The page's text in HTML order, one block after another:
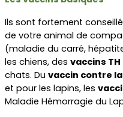
Ils sont fortement
de votre animal de
(maladie du carré,
les chiens, des vaccins TH
chats. Du vaccin contre
et pour les lapins, les
Maladie Hémorragie du